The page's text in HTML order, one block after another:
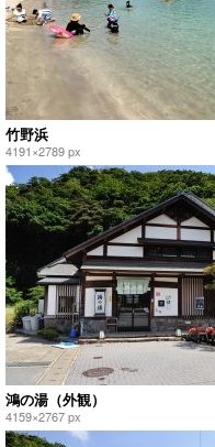
竹野浜
4191×2789 px
鴻の湯（外観）
4159×2767 px